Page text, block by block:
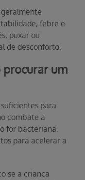
febre e
puxar ou
de desconforto.
um
para
combate a
for bacteriana,
para acelerar a
se a criança